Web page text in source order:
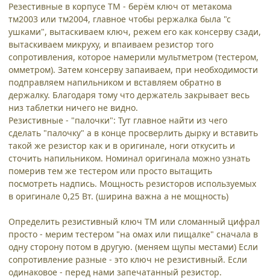
Резестивные в корпусе ТМ - берём ключ от метакома
тм2003 или тм2004, главное чтобы рержалка была "с
ушками", вытаскиваем ключ, режем его как консерву сзади,
вытаскиваем микруху, и впаиваем резистор того
сопротивления, которое намерили мультметром (тестером,
омметром). Затем консерву запаиваем, при необходимости
подправляем напильником и вставляем обратно в
держалку. Благодаря тому что держатель закрывает весь
низ таблетки ничего не видно.
Резистивные - "палочки": Тут главное найти из чего
сделать "палочку" а в конце просверлить дырку и вставить
такой же резистор как и в оригинале, ноги откусить и
сточить напильником. Номинал оригинала можно узнать
померив тем же тестером или просто вытащить
посмотреть надпись. Мощность резисторов используемых
в оригинале 0,25 Вт. (ширина важна а не мощность)
Определить резистивный ключ ТМ или сломанный цифрал
просто - мерим тестером "на омах или пищалке" сначала в
одну сторону потом в другую. (меняем щупы местами) Если
сопротивление разные - это ключ не резистивный. Если
одинаковое - перед нами запечатанный резистор.